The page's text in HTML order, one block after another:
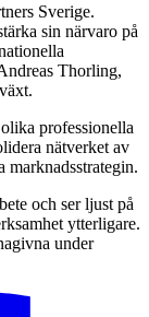
Sverige.
sin närvaro på
Thorling,
professionella
nätverket av
och ser ljust på
ytterligare.
under